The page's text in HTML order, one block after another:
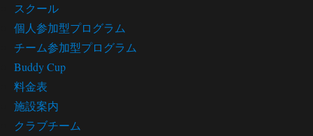
スクール
個人参加型プログラム
チーム参加型プログラム
Buddy Cup
料金表
施設案内
クラブチーム